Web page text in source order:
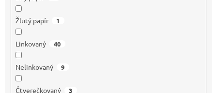
Žlutý papír 1
Linkovaný 40
Nelinkovaný 9
Čtverečkovaný 3